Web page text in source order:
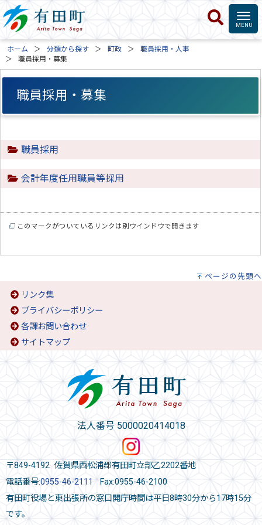
ホーム 分類から探す 町政
職員採用・人事
職員採用・募集
職員採用・募集
職員採用
会計年度任用職員等採用
このマークがついているリンクは別ウインドウで開きます
ページの先頭へ
リンク集
プライバシーポリシー
各課お問い合わせ
サイトマップ
法人番号 5000020414018
〒849-4192 佐賀県西松浦郡有田町立部乙2202番地
電話番号:0955-46-2111 Fax:0955-46-2100
有田町役場と東出張所の窓口開庁時間は平日8時30分から17時15分
です。